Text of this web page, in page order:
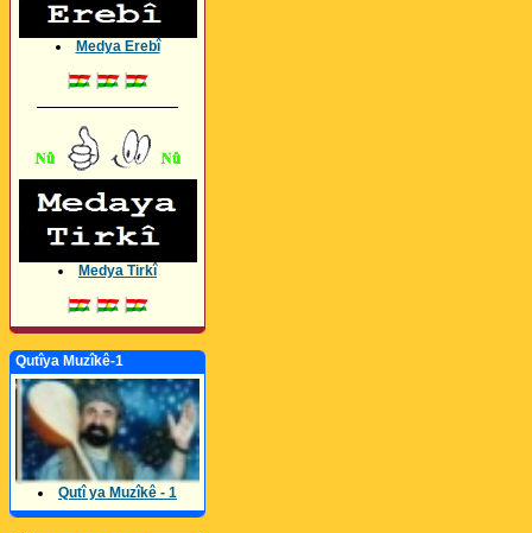
Medya Erebî
Medya Tirkî
Qutîya Muzîkê-1
Qutî ya Muzîkê - 1